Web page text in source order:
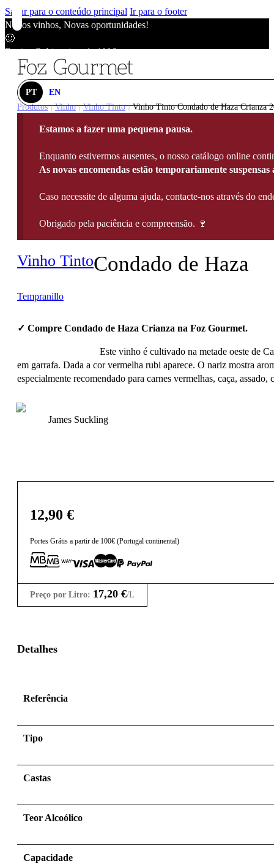
Saltar para o conteúdo principal Ir para o footer
Novos vinhos, Novas oportunidades!
🙂
Envios Grátis acima de 100€
Novos vinhos, Novas oportunidades!
Envios Grátis acima de 100€
Novos vinhos, Novas oportunidades!
Envios Grátis acima de 100€
PT
EN
Produtos | Vinho | Vinho Tinto | Vinho Tinto Condado de Haza Crianza
Estamos a fazer uma pequena pausa.
Enquanto estivermos ausentes, o nosso catálogo online
As novas encomendas estão temporariamente suspensas
Caso necessite de alguma ajuda, contacte-nos através do
Obrigado pela paciência e compreensão. 🍷
Vinho TintoCondado de Haza
Tempranillo
✓ Compre Condado de Haza Crianza na Foz Gourmet.
Este vinho é cultivado na metade oeste de
em garrafa. Dada a cor vermelha rubi aparece. O nariz mostra
especialmente recomendado para carnes vermelhas, caça,
James Suckling
12,90 €
Portes Grátis a partir de 100€ (Portugal continental)
Preço por Litro: 17,20 €/L
Detalhes
Referência
Tipo
Castas
Teor Alcoólico
Capacidade